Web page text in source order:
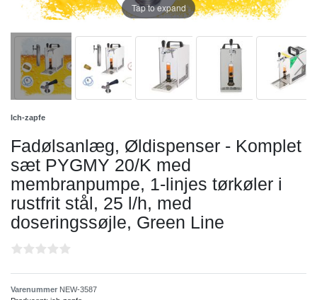
Tap to expand
Ich-zapfe
Fadølsanlæg, Øldispenser - Komplet
sæt PYGMY 20/K med
membranpumpe, 1-linjes tørkøler i
rustfrit stål, 25 l/h, med
doseringssøjle, Green Line
Varenummer NEW-3587